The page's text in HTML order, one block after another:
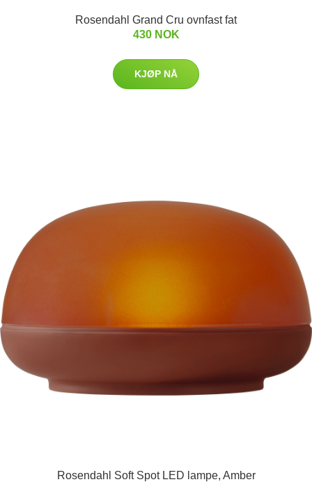
Rosendahl Grand Cru ovnfast fat
430 NOK
KJØP NÅ
Rosendahl Soft Spot LED lampe, Amber